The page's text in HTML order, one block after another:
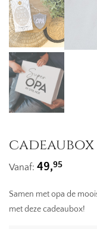
cadeaubox
Vanaf: 49,95
Samen met opa de
met deze cadeaubox!